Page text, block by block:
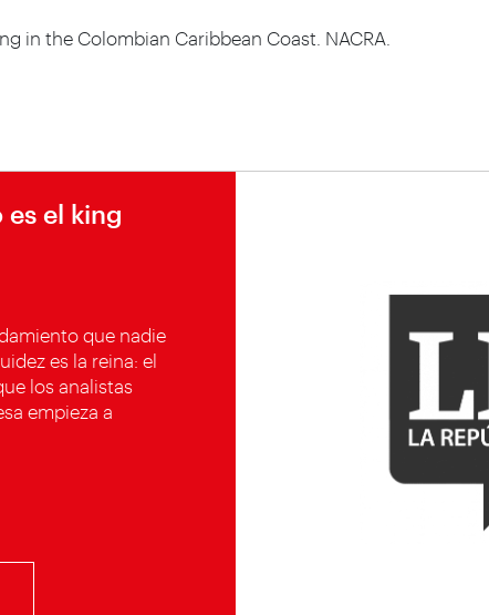
in the Colombian Caribbean Coast. NACRA.
es el king
que nadie
es la reina: el
los analistas
empieza a